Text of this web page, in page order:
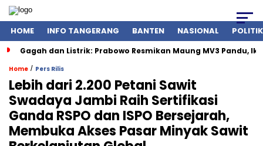
HOME INFO TANGERANG BANTEN NASIONAL POLITIK
Gagah dan Listrik: Prabowo Resmikan Maung MV3 Pandu,
Home / Pers Rilis
Lebih dari 2.200 Petani Sawit
Swadaya Jambi Raih Sertifikasi
Ganda RSPO dan ISPO Bersejarah,
Membuka Akses Pasar Minyak Sawit